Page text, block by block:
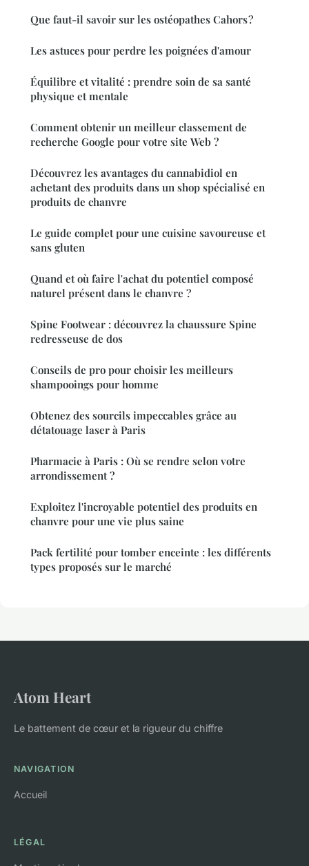
Que faut-il savoir sur les ostéopathes Cahors ?
Les astuces pour perdre les poignées d'amour
Équilibre et vitalité : prendre soin de sa santé
physique et mentale
Comment obtenir un meilleur classement de
recherche Google pour votre site Web ?
Découvrez les avantages du cannabidiol en
achetant des produits dans un shop spécialisé en
produits de chanvre
Le guide complet pour une cuisine savoureuse et
sans gluten
Quand et où faire l'achat du potentiel composé
naturel présent dans le chanvre ?
Spine Footwear : découvrez la chaussure Spine
redresseuse de dos
Conseils de pro pour choisir les meilleurs
shampooings pour homme
Obtenez des sourcils impeccables grâce au
détatouage laser à Paris
Pharmacie à Paris : Où se rendre selon votre
arrondissement ?
Exploitez l'incroyable potentiel des produits en
chanvre pour une vie plus saine
Pack fertilité pour tomber enceinte : les différents
types proposés sur le marché
Atom Heart
Le battement de cœur et la rigueur du chiffre
NAVIGATION
Accueil
LÉGAL